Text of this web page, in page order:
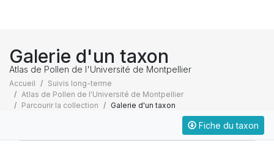
Galerie d'un taxon
Atlas de Pollen de l'Université de Montpellier
Accueil
Suivis long-terme
Atlas de Pollen de l'Université de Montpellier
Parcourir la collection
Galerie d'un taxon
Fiche du taxon